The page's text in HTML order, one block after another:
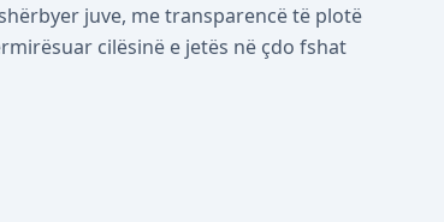
juve, me transparencë të plotë
cilësinë e jetës në çdo fshat